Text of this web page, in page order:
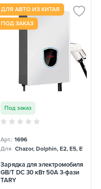
ДЛЯ АВТО ИЗ КИТАЯ
ПОД ЗАКАЗ
Под заказ
Арт.: 1696
Для Chazor, Dolphin, E2, E5, E9,
Зарядка для электромобиля
GB/T DC 30 кВт 50А 3-фази
TARY